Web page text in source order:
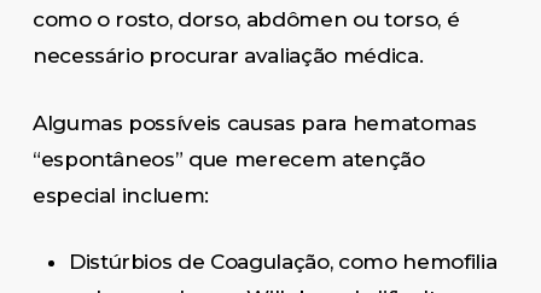
como o rosto, dorso, abdômen ou torso, é
necessário procurar avaliação médica.
Algumas possíveis causas para hematomas
“espontâneos” que merecem atenção
especial incluem:
Distúrbios de Coagulação, como hemofilia